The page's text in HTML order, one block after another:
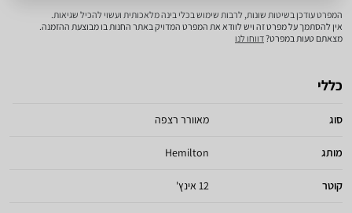
המפרט עודכן בשיטות שונות, לרבות שימוש בכלי בינה מלאכותית ועשוי להכיל שגיאות.
אין להסתמך על מפרט זה ויש לוודא את המפרט המדויק באתר החנות בו מבוצעת ההזמנה.
מצאתם טעות במפרט?דווחו לנו
כללי
סוג מאוורר רצפה
מותג Hemilton
קוטר 12 אינץ'